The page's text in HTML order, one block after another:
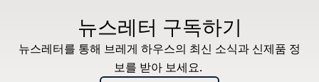
뉴스레터 구독하기
뉴스레터를 통해 브레게 하우스의 최신 소식과 신제품 정
보를 받아 보세요.